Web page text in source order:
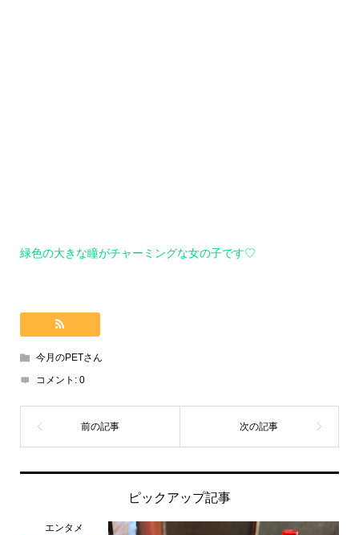
緑色の大きな瞳がチャーミングな女の子です♡
今月のPETさん
コメント: 0
ピックアップ記事
エンタメ